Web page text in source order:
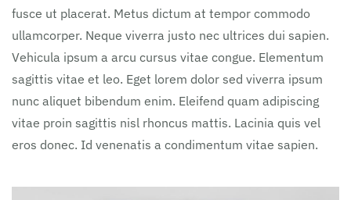
fusce ut placerat. Metus dictum at tempor commodo
ullamcorper. Neque viverra justo nec ultrices dui sapien.
Vehicula ipsum a arcu cursus vitae congue. Elementum
sagittis vitae et leo. Eget lorem dolor sed viverra ipsum
nunc aliquet bibendum enim. Eleifend quam adipiscing
vitae proin sagittis nisl rhoncus mattis. Lacinia quis vel
eros donec. Id venenatis a condimentum vitae sapien.